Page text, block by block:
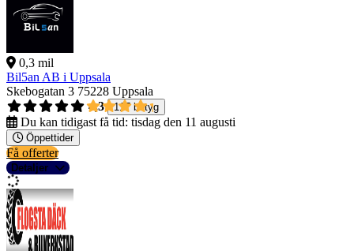
0,3 mil
Bil5an AB i Uppsala
Skebogatan 3 75228 Uppsala
4,3
117 betyg
Du kan tidigast få tid: tisdag den 11 augusti
Öppettider
Få offerter
Detaljer